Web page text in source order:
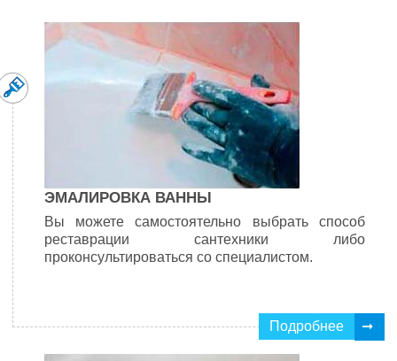
ЭМАЛИРОВКА ВАННЫ
Вы можете самостоятельно выбрать способ
реставрации сантехники либо
проконсультироваться со специалистом.
Подробнее